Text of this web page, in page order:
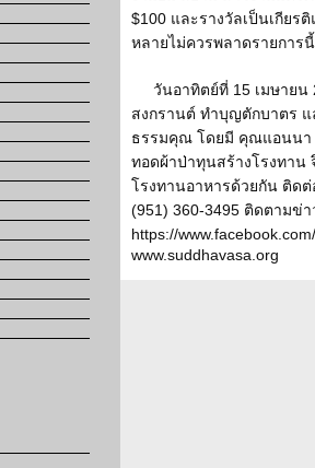
$100 และรางวัลเป็นเกียร
หลายไม่ควรพลาดรายการ
วันอาทิตย์ที่ 15 เมษาย
สงกรานต์ ทำบุญตักบาตร แ
ธรรมคุณ โดยมี คุณแอนน
ทอดผ้าป่าทุนสร้างโรงทา
โรงทานอาหารด้วยกัน ติด
(951) 360-3495 ติดตามข่า
https://
www.suddhavasa.org